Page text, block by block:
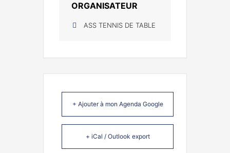
ORGANISATEUR
ASS TENNIS DE TABLE
+ Ajouter à mon Agenda Google
+ iCal / Outlook export